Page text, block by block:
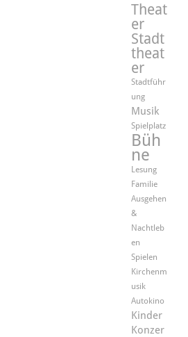
Theat
er
Stadt
theat
er
Stadtführ
ung
Musik
Spielplatz
Büh
ne
Lesung
Familie
Ausgehen
&
Nachtleb
en
Spielen
Kirchenm
usik
Autokino
Kinder
Konzer